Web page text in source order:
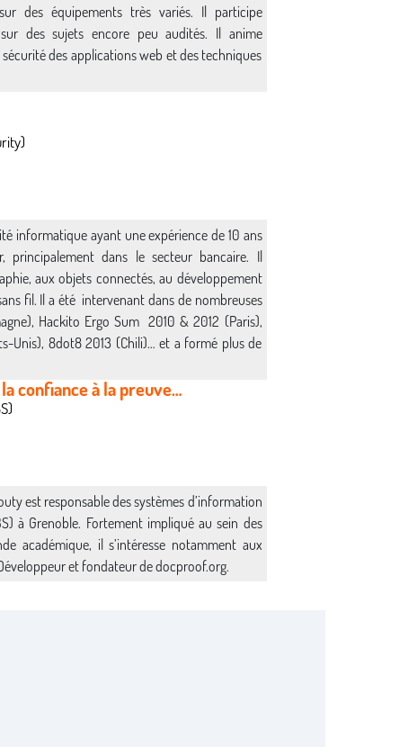
des équipements très variés. Il participe
des sujets encore peu audités. Il anime
des applications web et des techniques
informatique ayant une expérience de 10 ans
principalement dans le secteur bancaire. Il
aux objets connectés, au développement
fil. Il a été intervenant dans de nombreuses
Hackito Ergo Sum 2010 & 2012 (Paris),
Unis), 8dot8 2013 (Chili)… et a formé plus de
confiance à la preuve…
est responsable des systèmes d’information
à Grenoble. Fortement impliqué au sein des
académique, il s’intéresse notamment aux
et fondateur de docproof.org.